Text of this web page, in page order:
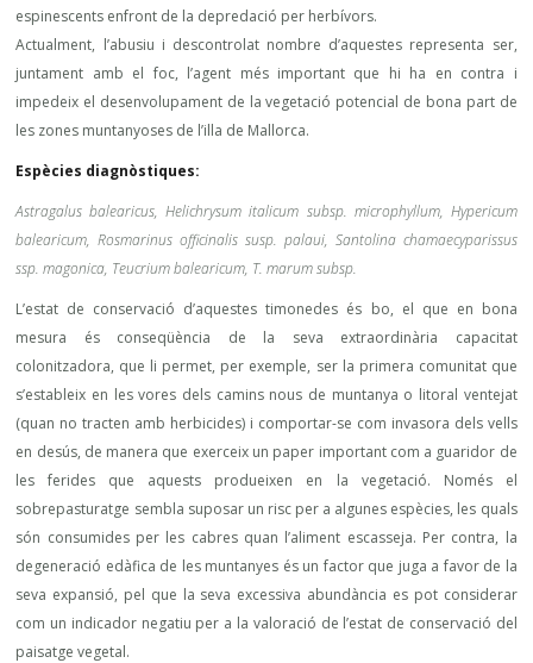
espinescents enfront de la depredació per herbívors.
Actualment, l’abusiu i descontrolat nombre d’aquestes representa ser,
juntament amb el foc, l’agent més important que hi ha en contra i
impedeix el desenvolupament de la vegetació potencial de bona part de
les zones muntanyoses de l’illa de Mallorca.
Espècies diagnòstiques:
Astragalus balearicus, Helichrysum italicum subsp. microphyllum, Hypericum
balearicum, Rosmarinus officinalis susp. palaui, Santolina chamaecyparissus
ssp. magonica, Teucrium balearicum, T. marum subsp.
L’estat de conservació d’aquestes timonedes és bo, el que en bona
mesura és conseqüència de la seva extraordinària capacitat
colonitzadora, que li permet, per exemple, ser la primera comunitat que
s’estableix en les vores dels camins nous de muntanya o litoral ventejat
(quan no tracten amb herbicides) i comportar-se com invasora dels vells
en desús, de manera que exerceix un paper important com a guaridor de
les ferides que aquests produeixen en la vegetació. Només el
sobrepasturatge sembla suposar un risc per a algunes espècies, les quals
són consumides per les cabres quan l’aliment escasseja. Per contra, la
degeneració edàfica de les muntanyes és un factor que juga a favor de la
seva expansió, pel que la seva excessiva abundància es pot considerar
com un indicador negatiu per a la valoració de l’estat de conservació del
paisatge vegetal.